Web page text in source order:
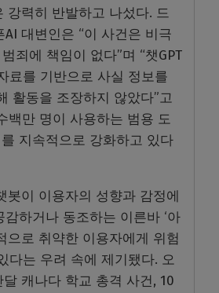
강력히 반발하고 나섰다. 드
대변인은 “이 사건은 비극
죄에 책임이 없다”며 “챗GPT
료를 기반으로 사실 정보를
활동을 조장하지 않았다”고
백만 명이 사용하는 범용 도
지속적으로 강화하고 있다
봇이 이용자의 성향과 감정에
하거나 동조하는 이른바 ‘아
으로 취약한 이용자에게 위험
다는 우려 속에 제기됐다. 오
캐나다 학교 총격 사건, 10